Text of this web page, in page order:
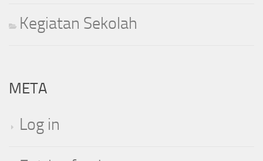
Kegiatan Sekolah
META
Log in